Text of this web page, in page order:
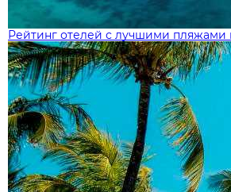
Рейтинг отелей с лучшими